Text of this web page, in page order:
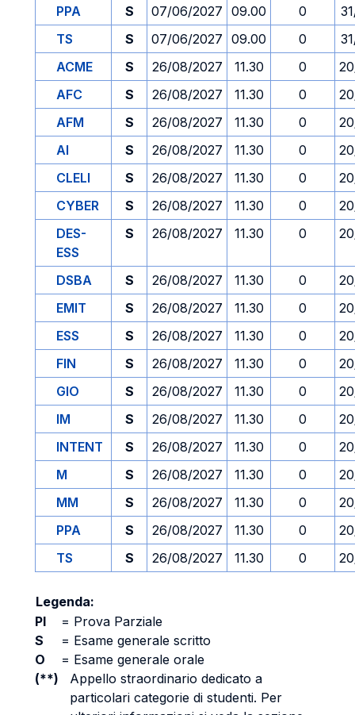
PPA S 07/06/2027 09.00 0
TS
S 07/06/2027 09.00 0
ACME
S 26/08/2027 11.30 0
AFC
S 26/08/2027 11.30 0
AFM
S 26/08/2027 11.30 0
AI
S 26/08/2027 11.30 0
CLELI
S 26/08/2027 11.30 0
CYBER
S 26/08/2027 11.30 0
DES-
ESS
S 26/08/2027 11.30 0
DSBA S 26/08/2027 11.30 0
EMIT
S 26/08/2027 11.30 0
ESS
S 26/08/2027 11.30 0
FIN
S 26/08/2027 11.30 0
GIO
S 26/08/2027 11.30 0
IM
S 26/08/2027 11.30 0
INTENT
S 26/08/2027 11.30 0
M
S 26/08/2027 11.30 0
MM
S 26/08/2027 11.30 0
PPA
S 26/08/2027 11.30 0
TS
S 26/08/2027 11.30 0
Legenda:
PI
= Prova Parziale
S
= Esame generale scritto
O
= Esame generale orale
(**)
Appello straordinario dedicato a
particolari categorie di studenti. Per